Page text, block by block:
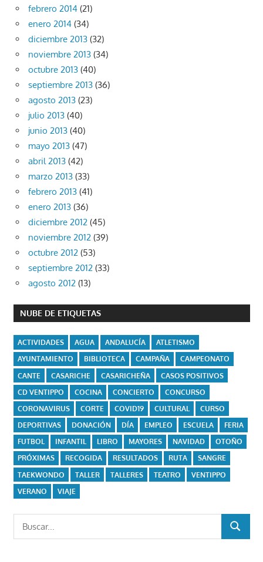
febrero 2014 (21)
enero 2014 (34)
diciembre 2013 (32)
noviembre 2013 (34)
octubre 2013 (40)
septiembre 2013 (36)
agosto 2013 (23)
julio 2013 (40)
junio 2013 (40)
mayo 2013 (47)
abril 2013 (42)
marzo 2013 (33)
febrero 2013 (41)
enero 2013 (36)
diciembre 2012 (45)
noviembre 2012 (39)
octubre 2012 (53)
septiembre 2012 (33)
agosto 2012 (13)
NUBE DE ETIQUETAS
ACTIVIDADES AGUA ANDALUCÍA
ATLETISMO
AYUNTAMIENTO
BIBLIOTECA CAMPAÑA
CAMPEONATO
CANTE
CASARICHE CASARICHEÑA
CASOS POSITIVOS
CD VENTIPPO
COCINA CONCIERTO
CONCURSO
CORONAVIRUS
CORTE COVID19 CULTURAL
CURSO
DEPORTIVAS
DONACIÓN DÍA EMPLEO ESCUELA
FERIA
FUTBOL
INFANTIL LIBRO MAYORES NAVIDAD
OTOÑO
PRÓXIMAS
RECOGIDA RESULTADOS RUTA
SANGRE
TAEKWONDO
TALLER TALLERES TEATRO
VENTIPPO
VERANO
VIAJE
BUSCAR